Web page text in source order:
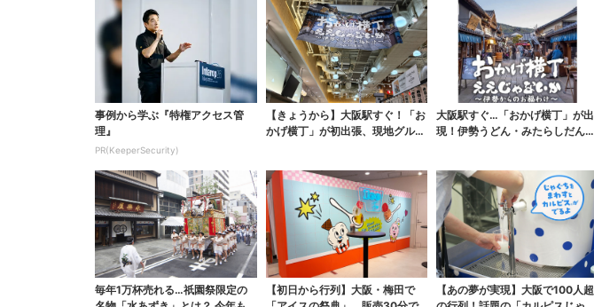
事例から学ぶ『特権アクセス管
理』
PR(KeeperSecurity)
【きょうから】大阪駅すぐ！「お
かげ横丁」が初出張、現地グルメ
大阪駅すぐ…「おかげ横丁」が出
現！伊勢うどん・みたらしだん
毎年1万杯売れる…祇園祭限定の
【初日から行列】大阪・梅田で
【あの夢が実現】大阪で100人超